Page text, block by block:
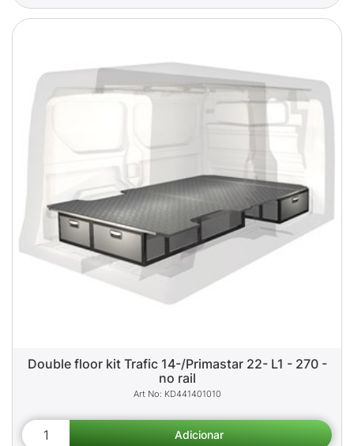
Double floor kit Trafic 14-/Primastar 22- L1 - 270 -
no rail
KD441401010